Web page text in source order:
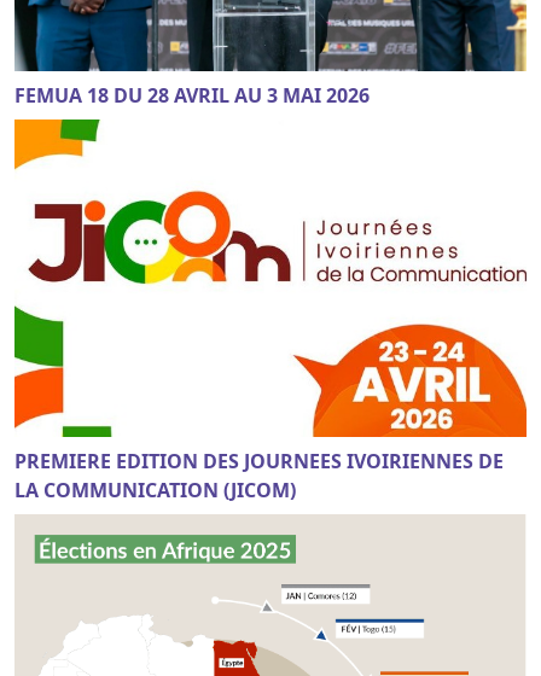
FEMUA 18 DU 28 AVRIL AU 3 MAI 2026
PREMIERE EDITION DES JOURNEES IVOIRIENNES DE
LA COMMUNICATION (JICOM)